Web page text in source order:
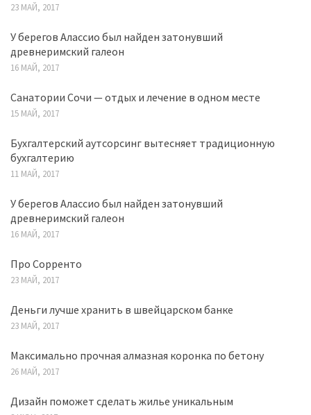
23 МАЙ, 2017
У берегов Алассио был найден затонувший
древнеримский галеон
16 МАЙ, 2017
Санатории Сочи — отдых и лечение в одном месте
15 МАЙ, 2017
Бухгалтерский аутсорсинг вытесняет традиционную
бухгалтерию
11 МАЙ, 2017
У берегов Алассио был найден затонувший
древнеримский галеон
16 МАЙ, 2017
Про Сорренто
23 МАЙ, 2017
Деньги лучше хранить в швейцарском банке
23 МАЙ, 2017
Максимально прочная алмазная коронка по бетону
26 МАЙ, 2017
Дизайн поможет сделать жилье уникальным